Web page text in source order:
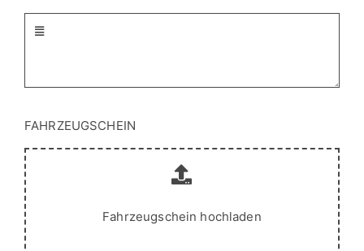
FAHRZEUGSCHEIN
Fahrzeugschein hochladen